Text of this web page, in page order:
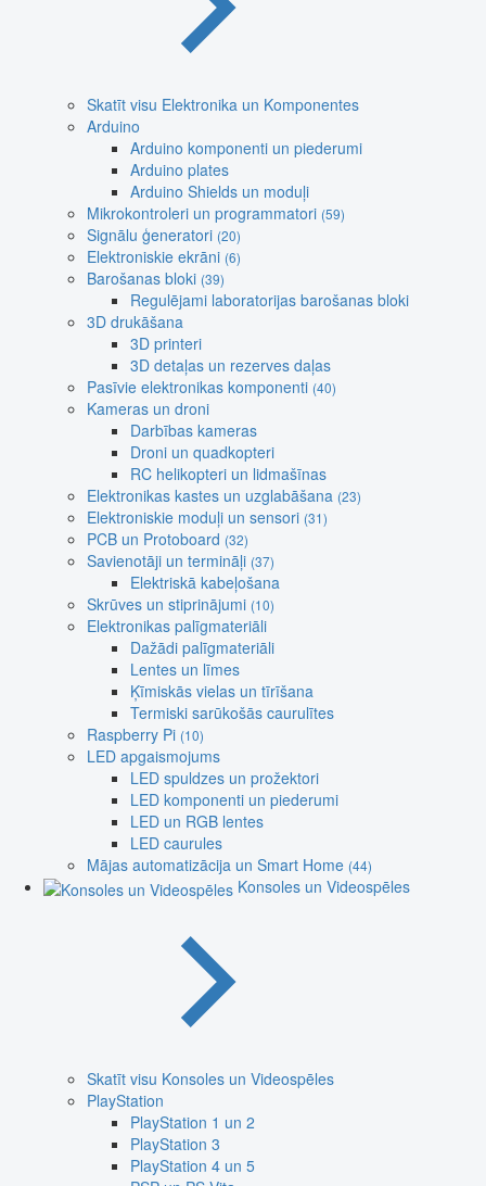
Skatīt visu Elektronika un Komponentes
Arduino
Arduino komponenti un piederumi
Arduino plates
Arduino Shields un moduļi
Mikrokontroleri un programmatori (59)
Signālu ģeneratori (20)
Elektroniskie ekrāni (6)
Barošanas bloki (39)
Regulējami laboratorijas barošanas bloki
3D drukāšana
3D printeri
3D detaļas un rezerves daļas
Pasīvie elektronikas komponenti (40)
Kameras un droni
Darbības kameras
Droni un quadkopteri
RC helikopteri un lidmašīnas
Elektronikas kastes un uzglabāšana (23)
Elektroniskie moduļi un sensori (31)
PCB un Protoboard (32)
Savienotāji un termināļi (37)
Elektriskā kabeļošana
Skrūves un stiprinājumi (10)
Elektronikas palīgmateriāli
Dažādi palīgmateriāli
Lentes un līmes
Ķīmiskās vielas un tīrīšana
Termiski sarūkošās caurulītes
Raspberry Pi (10)
LED apgaismojums
LED spuldzes un prožektori
LED komponenti un piederumi
LED un RGB lentes
LED caurules
Mājas automatizācija un Smart Home (44)
Konsoles un Videospēles
Skatīt visu Konsoles un Videospēles
PlayStation
PlayStation 1 un 2
PlayStation 3
PlayStation 4 un 5